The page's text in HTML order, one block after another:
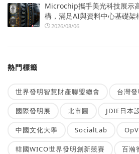
Microchip攜手美光科技展示
構，滿足AI與資料中心基礎架
2026/08/06
熱門標籤
世界發明智慧財產聯盟總會 台灣
國際發明展 北市圖 JDIE日本
中國文化大學 SocialLab
韓國WICO世界發明創新競賽 百瀚